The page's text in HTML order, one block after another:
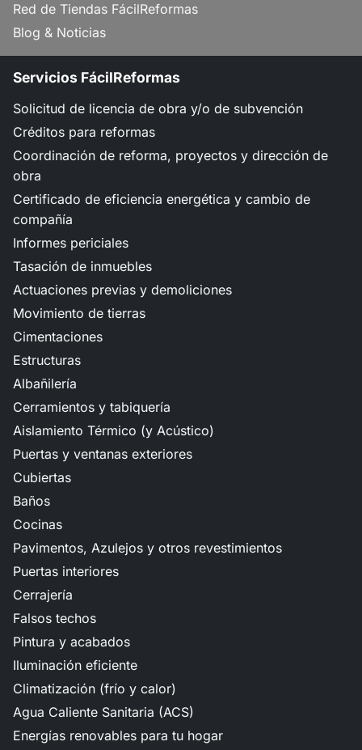
Red de Tiendas FácilReformas
Blog & Noticias
Servicios FácilReformas
Solicitud de licencia de obra y/o de subvención
Créditos para reformas
Coordinación de reforma, proyectos y dirección de
obra
Certificado de eficiencia energética y cambio de
compañía
Informes periciales
Tasación de inmuebles
Actuaciones previas y demoliciones
Movimiento de tierras
Cimentaciones
Estructuras
Albañilería
Cerramientos y tabiquería
Aislamiento Térmico (y Acústico)
Puertas y ventanas exteriores
Cubiertas
Baños
Cocinas
Pavimentos, Azulejos y otros revestimientos
Puertas interiores
Cerrajería
Falsos techos
Pintura y acabados
Iluminación eficiente
Climatización (frío y calor)
Agua Caliente Sanitaria (ACS)
Energías renovables para tu hogar